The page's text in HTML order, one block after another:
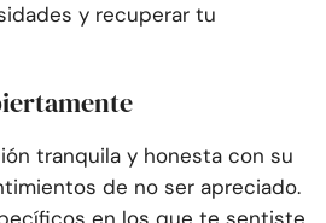
y recuperar tu
tranquila y honesta con su
de no ser apreciado.